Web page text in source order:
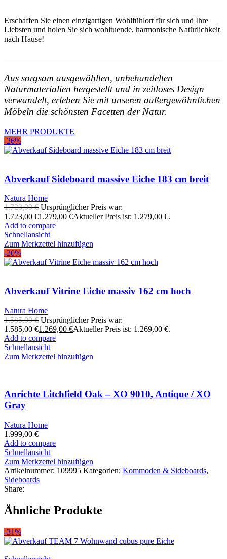
Erschaffen Sie einen einzigartigen Wohlfühlort für sich und Ihre
Liebsten und holen Sie sich wohltuende, harmonische Natürlichkeit
nach Hause!
Aus sorgsam ausgewählten, unbehandelten
Naturmaterialien hergestellt und in zeitloses Design
verwandelt, erleben Sie mit unseren außergewöhnlichen
Möbeln die schönsten Facetten der Natur.
MEHR PRODUKTE
-26%
Abverkauf Sideboard massive Eiche 183 cm breit
Natura Home
1.723,00€ Ursprünglicher Preis war:
1.723,00 €1.279,00 €Aktueller Preis ist: 1.279,00 €.
Add to compare
Schnellansicht
Zum Merkzettel hinzufügen
-20%
Abverkauf Vitrine Eiche massiv 162 cm hoch
Natura Home
1.585,00€ Ursprünglicher Preis war:
1.585,00 €1.269,00 €Aktueller Preis ist: 1.269,00 €.
Add to compare
Schnellansicht
Zum Merkzettel hinzufügen
Anrichte Litchfield Oak – XO 9010, Antique / XO
Gray
Natura Home
1.999,00 €
Add to compare
Schnellansicht
Zum Merkzettel hinzufügen
Artikelnummer: 109995 Kategorien: Kommoden & Sideboards,
Sideboards
Share:
Ähnliche Produkte
-31%